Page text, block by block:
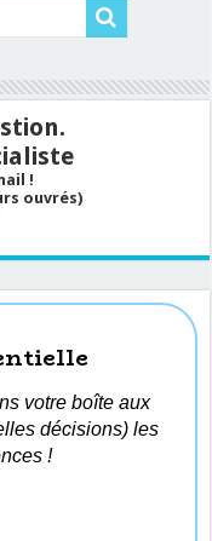
!
ouvrés)
votre boîte aux
décisions) les
!